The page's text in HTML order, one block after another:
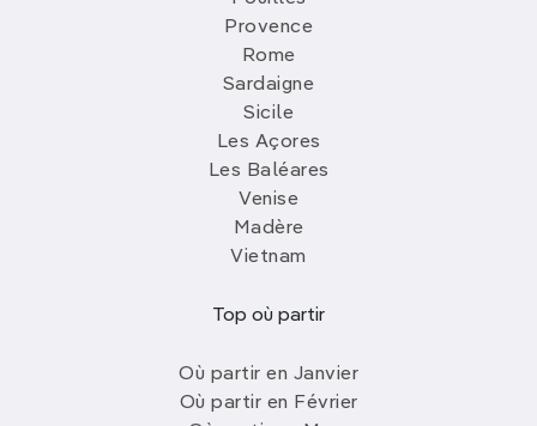
Provence
Rome
Sardaigne
Sicile
Les Açores
Les Baléares
Venise
Madère
Vietnam
Top où partir
Où partir en Janvier
Où partir en Février